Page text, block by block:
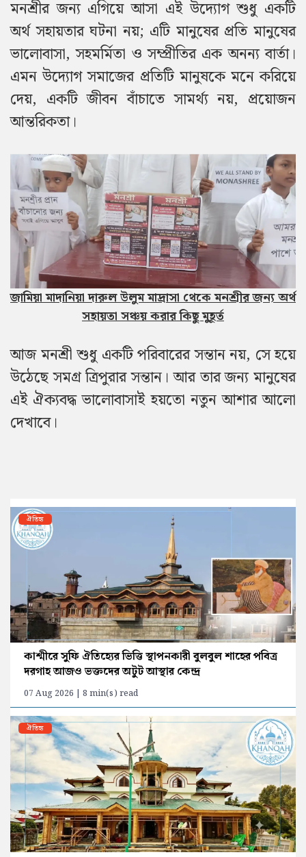
মনশ্রীর জন্য এগিয়ে আসা এই উদ্যোগ শুধু একটি
অর্থ সহায়তার ঘটনা নয়; এটি মানুষের প্রতি মানুষের
ভালোবাসা, সহমর্মিতা ও সম্প্রীতির এক অনন্য বার্তা।
এমন উদ্যোগ সমাজের প্রতিটি মানুষকে মনে করিয়ে
দেয়, একটি জীবন বাঁচাতে সামর্থ্য নয়, প্রয়োজন
আন্তরিকতা।
জামিয়া মাদানিয়া দারুল উলুম মাদ্রাসা থেকে মনশ্রীর জন্য অর্থ
সহায়তা সঞ্চয় করার কিছু মুহূর্ত
আজ মনশ্রী শুধু একটি পরিবারের সন্তান নয়, সে হয়ে
উঠেছে সমগ্র ত্রিপুরার সন্তান। আর তার জন্য মানুষের
এই ঐক্যবদ্ধ ভালোবাসাই হয়তো নতুন আশার আলো
দেখাবে।
ঐতিহ্য
কাশ্মীরে সুফি ঐতিহ্যের ভিত্তি স্থাপনকারী বুলবুল শাহের পবিত্র
দরগাহ আজও ভক্তদের অটুট আস্থার কেন্দ্র
07 Aug 2026 | 8 min(s) read
ঐতিহ্য